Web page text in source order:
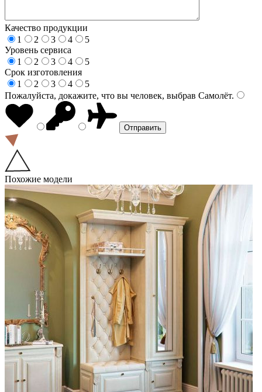
Качество продукции
1
2 3 4
5
Уровень сервиса
1
2 3 4
5
Срок изготовления
1
2 3 4
5
Пожалуйста, докажите, что вы человек, выбрав Самолёт.
Похожие модели